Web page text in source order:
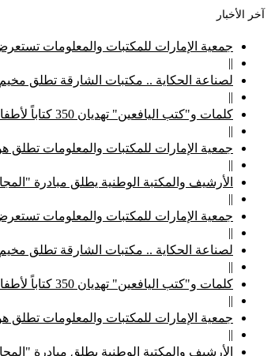
آخر الأخبار
جمعية الإمارات للمكتبات والمعلومات
||
لصناعة الحكاية .. مكتبات الشارقة تطلق
||
كلمات و"كتب اليافعين" تهديان 350 كتاباً لأطفال "الإمارات الإنسانية"
||
جمعية الإمارات للمكتبات والمعلومات تطلق
||
الأرشيف والمكتبة الوطنية يطلق مبادرة
||
جمعية الإمارات للمكتبات والمعلومات
||
لصناعة الحكاية .. مكتبات الشارقة تطلق
||
كلمات و"كتب اليافعين" تهديان 350 كتاباً لأطفال "الإمارات الإنسانية"
||
جمعية الإمارات للمكتبات والمعلومات تطلق
||
الأرشيف والمكتبة الوطنية يطلق مبادرة